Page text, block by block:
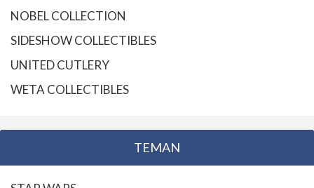
NOBEL COLLECTION
SIDESHOW COLLECTIBLES
UNITED CUTLERY
WETA COLLECTIBLES
TEMAN